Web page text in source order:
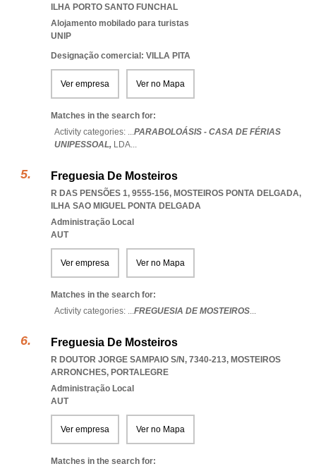
ILHA PORTO SANTO FUNCHAL
Alojamento mobilado para turistas
UNIP
Designação comercial: VILLA PITA
Ver empresa Ver no Mapa
Matches in the search for:
Activity categories: ...PARABOLOÁSIS - CASA DE FÉRIAS
UNIPESSOAL, LDA...
Freguesia De Mosteiros
R DAS PENSÕES 1, 9555-156, MOSTEIROS PONTA DELGADA,
ILHA SAO MIGUEL PONTA DELGADA
Administração Local
AUT
Ver empresa Ver no Mapa
Matches in the search for:
Activity categories: ...FREGUESIA DE MOSTEIROS...
Freguesia De Mosteiros
R DOUTOR JORGE SAMPAIO S/N, 7340-213, MOSTEIROS
ARRONCHES, PORTALEGRE
Administração Local
AUT
Ver empresa Ver no Mapa
Matches in the search for: